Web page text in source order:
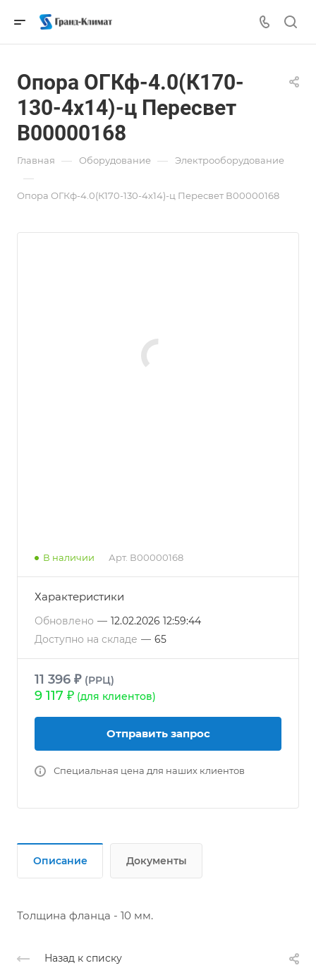
Опора ОГКф-4.0(К170-
130-4х14)-ц Пересвет
В00000168
Главная — Оборудование — Электрооборудование
—
Опора ОГКф-4.0(К170-130-4х14)-ц Пересвет В00000168
В наличии Арт. В00000168
Характеристики
Обновлено — 12.02.2026 12:59:44
Доступно на складе — 65
11 396 ₽ (РРЦ)
9 117 ₽ (для клиентов)
Отправить запрос
Специальная цена для наших клиентов
Описание Документы
Толщина фланца - 10 мм.
Назад к списку